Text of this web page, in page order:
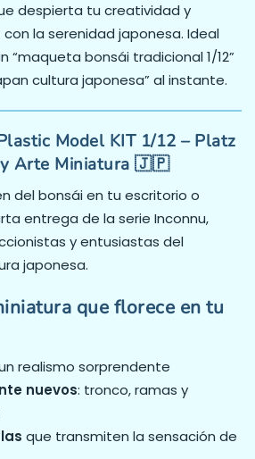
despierta tu creatividad y
la serenidad japonesa. Ideal
“maqueta bonsái tradicional 1/12”
cultura japonesa” al instante.
Model KIT 1/12 – Platz
y Arte Miniatura 🇯🇵
del bonsái en tu escritorio o
entrega de la serie Inconnu,
y entusiastas del
japonesa.
que florece en tu
realismo sorprendente
nuevos: tronco, ramas y
que transmiten la sensación de